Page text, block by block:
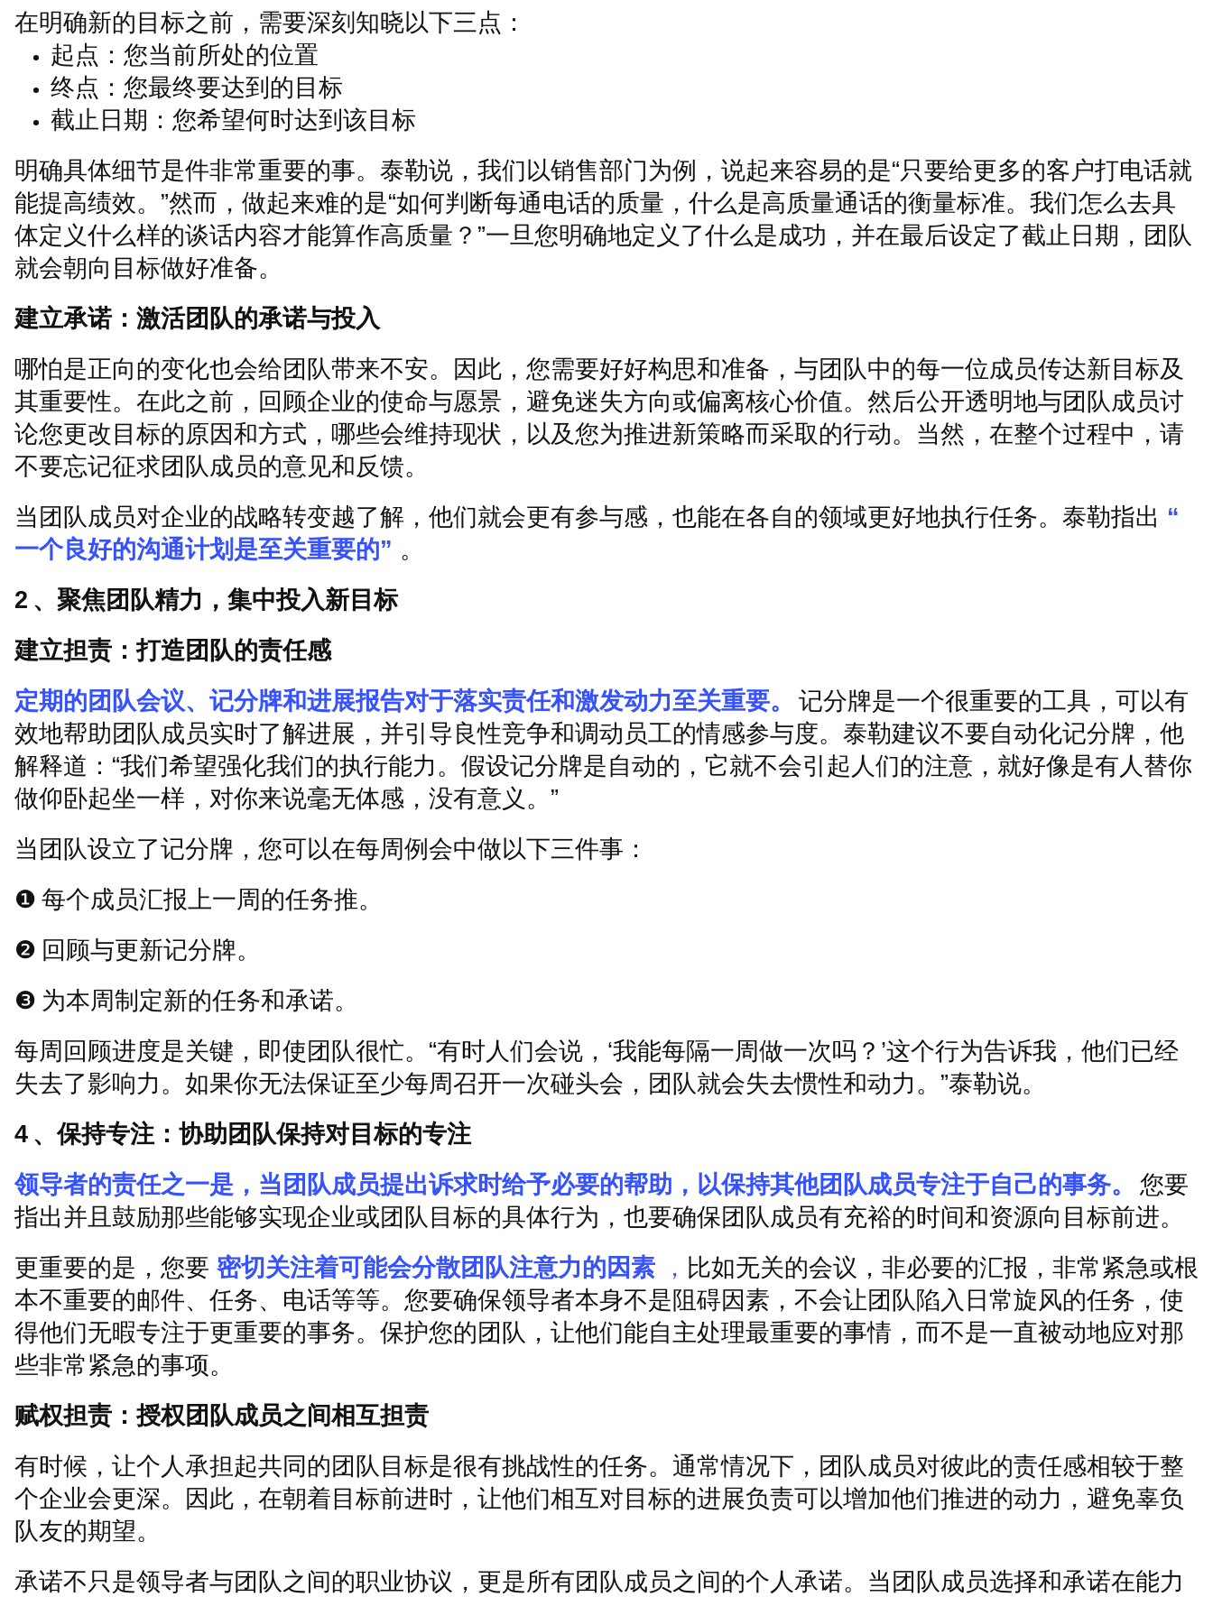
在明确新的目标之前，需要深刻知晓以下三点：
起点：您当前所处的位置
终点：您最终要达到的目标
截止日期：您希望何时达到该目标
明确具体细节是件非常重要的事。泰勒说，我们以销售部门为例，说起来容易的是“只要给更多的客户打电话就
能提高绩效。 ”然而，做起来难的是“如何判断每通电话的质量，什么是高质量通话的衡量标准。我们怎么去具
体定义什么样的谈话内容才能算作高质量？ ”一旦您明确地定义了什么是成功，并在最后设定了截止日期，团队
就会朝向目标做好准备。
建立承诺：激活团队的承诺与投入
哪怕是正向的变化也会给团队带来不安。因此，您需要好好构思和准备，与团队中的每一位成员传达新目标及
其重要性。在此之前，回顾企业的使命与愿景，避免迷失方向或偏离核心价值。然后公开透明地与团队成员讨
论您更改目标的原因和方式，哪些会维持现状，以及您为推进新策略而采取的行动。当然，在整个过程中，请
不要忘记征求团队成员的意见和反馈。
当团队成员对企业的战略转变越了解，他们就会更有参与感，也能在各自的领域更好地执行任务。泰勒指出 “
一个良好的沟通计划是至关重要的” 。
2 、聚焦团队精力，集中投入新目标
建立担责：打造团队的责任感
定期的团队会议、记分牌和进展报告对于落实责任和激发动力至关重要。
记分牌是一个很重要的工具，可以有
效地帮助团队成员实时了解进展，并引导良性竞争和调动员工的情感参与度。泰勒建议不要自动化记分牌，他
解释道： “我们希望强化我们的执行能力。假设记分牌是自动的，它就不会引起人们的注意，就好像是有人替你
做仰卧起坐一样，对你来说毫无体感，没有意义。 ”
当团队设立了记分牌，您可以在每周例会中做以下三件事：
❶ 每个成员汇报上一周的任务推。
❷ 回顾与更新记分牌。
❸ 为本周制定新的任务和承诺。
每周回顾进度是关键，即使团队很忙。 “有时人们会说， ‘我能每隔一周做一次吗？ ’这个行为告诉我，他们已经
失去了影响力。如果你无法保证至少每周召开一次碰头会，团队就会失去惯性和动力。 ”泰勒说。
4 、保持专注：协助团队保持对目标的专注
领导者的责任之一是，当团队成员提出诉求时给予必要的帮助，以保持其他团队成员专注于自己的事务。
您要
指出并且鼓励那些能够实现企业或团队目标的具体行为，也要确保团队成员有充裕的时间和资源向目标前进。
更重要的是，您要 密切关注着可能会分散团队注意力的因素 ， 比如无关的会议，非必要的汇报，非常紧急或根
本不重要的邮件、任务、电话等等。您要确保领导者本身不是阻碍因素，不会让团队陷入日常旋风的任务，使
得他们无暇专注于更重要的事务。保护您的团队，让他们能自主处理最重要的事情，而不是一直被动地应对那
些非常紧急的事项。
赋权担责：授权团队成员之间相互担责
有时候，让个人承担起共同的团队目标是很有挑战性的任务。通常情况下，团队成员对彼此的责任感相较于整
个企业会更深。因此，在朝着目标前进时，让他们相互对目标的进展负责可以增加他们推进的动力，避免辜负
队友的期望。
承诺不只是领导者与团队之间的职业协议，更是所有团队成员之间的个人承诺。当团队成员选择和承诺在能力